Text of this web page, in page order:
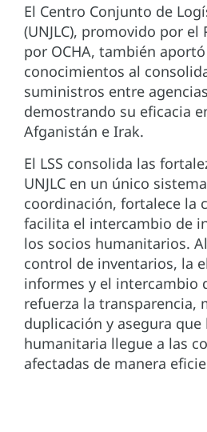
El Centro Conjunto de
(UNJLC), promovido por el
por OCHA, también
conocimientos al
suministros entre
demostrando su eficacia
Afganistán e Irak.
El LSS consolida las
UNJLC en un único
coordinación, fortalece la
facilita el intercambio de
los socios humanitarios.
control de inventarios, la
informes y el intercambio
refuerza la transparencia,
duplicación y asegura que
humanitaria llegue a las
afectadas de manera